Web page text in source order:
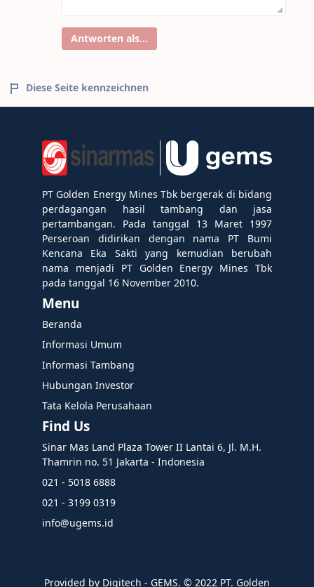
Antworten als...
Diese Seite kennzeichnen
PT Golden Energy Mines Tbk bergerak di bidang
perdagangan hasil tambang dan jasa
pertambangan. Pada tanggal 13 Maret 1997
Perseroan didirikan dengan nama PT Bumi
Kencana Eka Sakti yang kemudian berubah
nama menjadi PT Golden Energy Mines Tbk
pada tanggal 16 November 2010.
Menu
Beranda
Informasi Umum
Informasi Tambang
Hubungan Investor
Tata Kelola Perusahaan
Find Us
Sinar Mas Land Plaza Tower II Lantai 6, Jl. M.H.
Thamrin no. 51 Jakarta - Indonesia
021 - 5018 6888
021 - 3199 0319
info@ugems.id
Provided by Digitech - GEMS. ©️ 2022 PT. Golden